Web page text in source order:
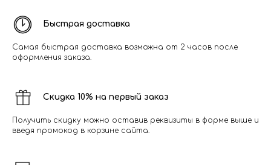
Быстрая доставка
Самая быстрая доставка возможна от 2 часов после
оформления заказа.
Скидка 10% на первый заказ
Получить скидку можно оставив реквизиты в форме выше и
введя промокод в корзине сайта.